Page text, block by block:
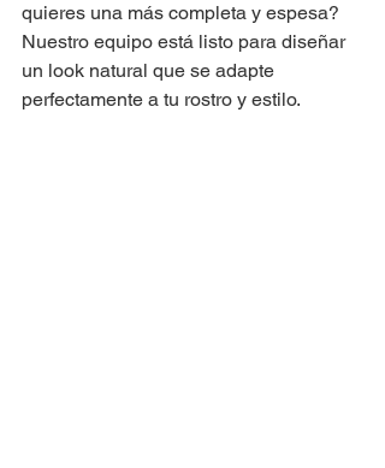
quieres una más completa y espesa?
Nuestro equipo está listo para diseñar
un look natural que se adapte
perfectamente a tu rostro y estilo.